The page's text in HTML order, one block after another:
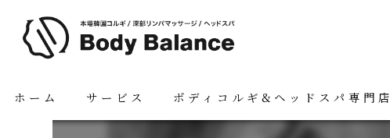
ホーム サービス ボディコルギ&ヘッドスパ専門店